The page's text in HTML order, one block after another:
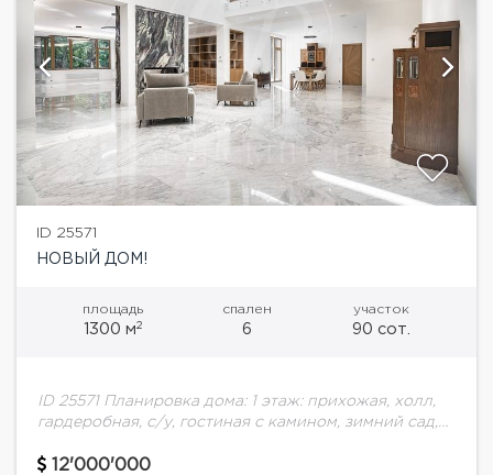
ID 25571
НОВЫЙ ДОМ!
площадь
1300 м2
спален
6
участок
90 сот.
ID 25571 Планировка дома: 1 этаж: прихожая, холл,
гардеробная, с/у, гостиная с камином, зимний сад,
душ, спальня, ванная комната. 2 этаж:...
12'000'000